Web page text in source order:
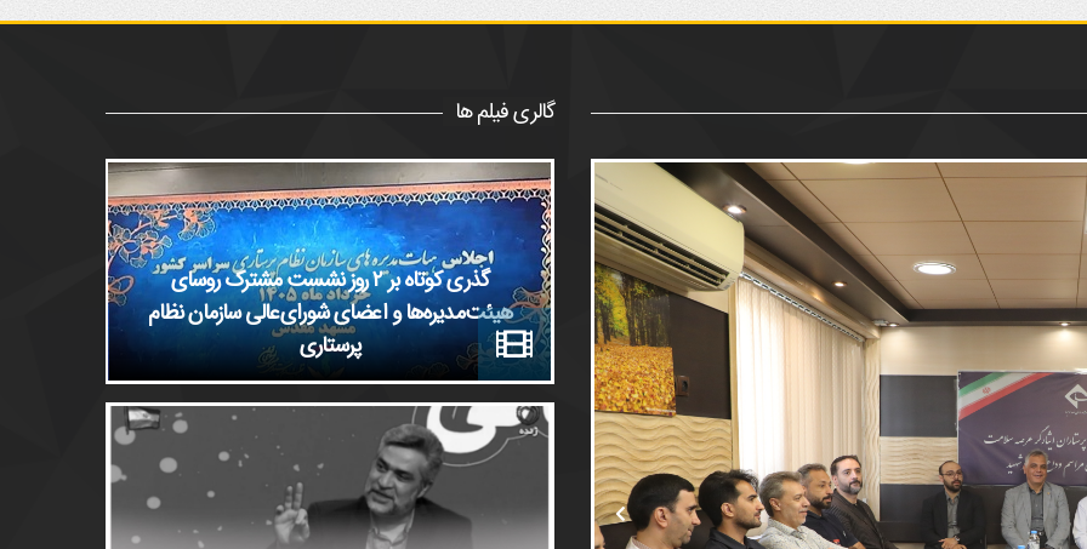
گالری فیلم ها
گذری کوتاه بر ٢ روز نشست مشترک روسای
هیئت‌مدیره‌ها و اعضای شورای‌عالی سازمان نظام
پرستاری